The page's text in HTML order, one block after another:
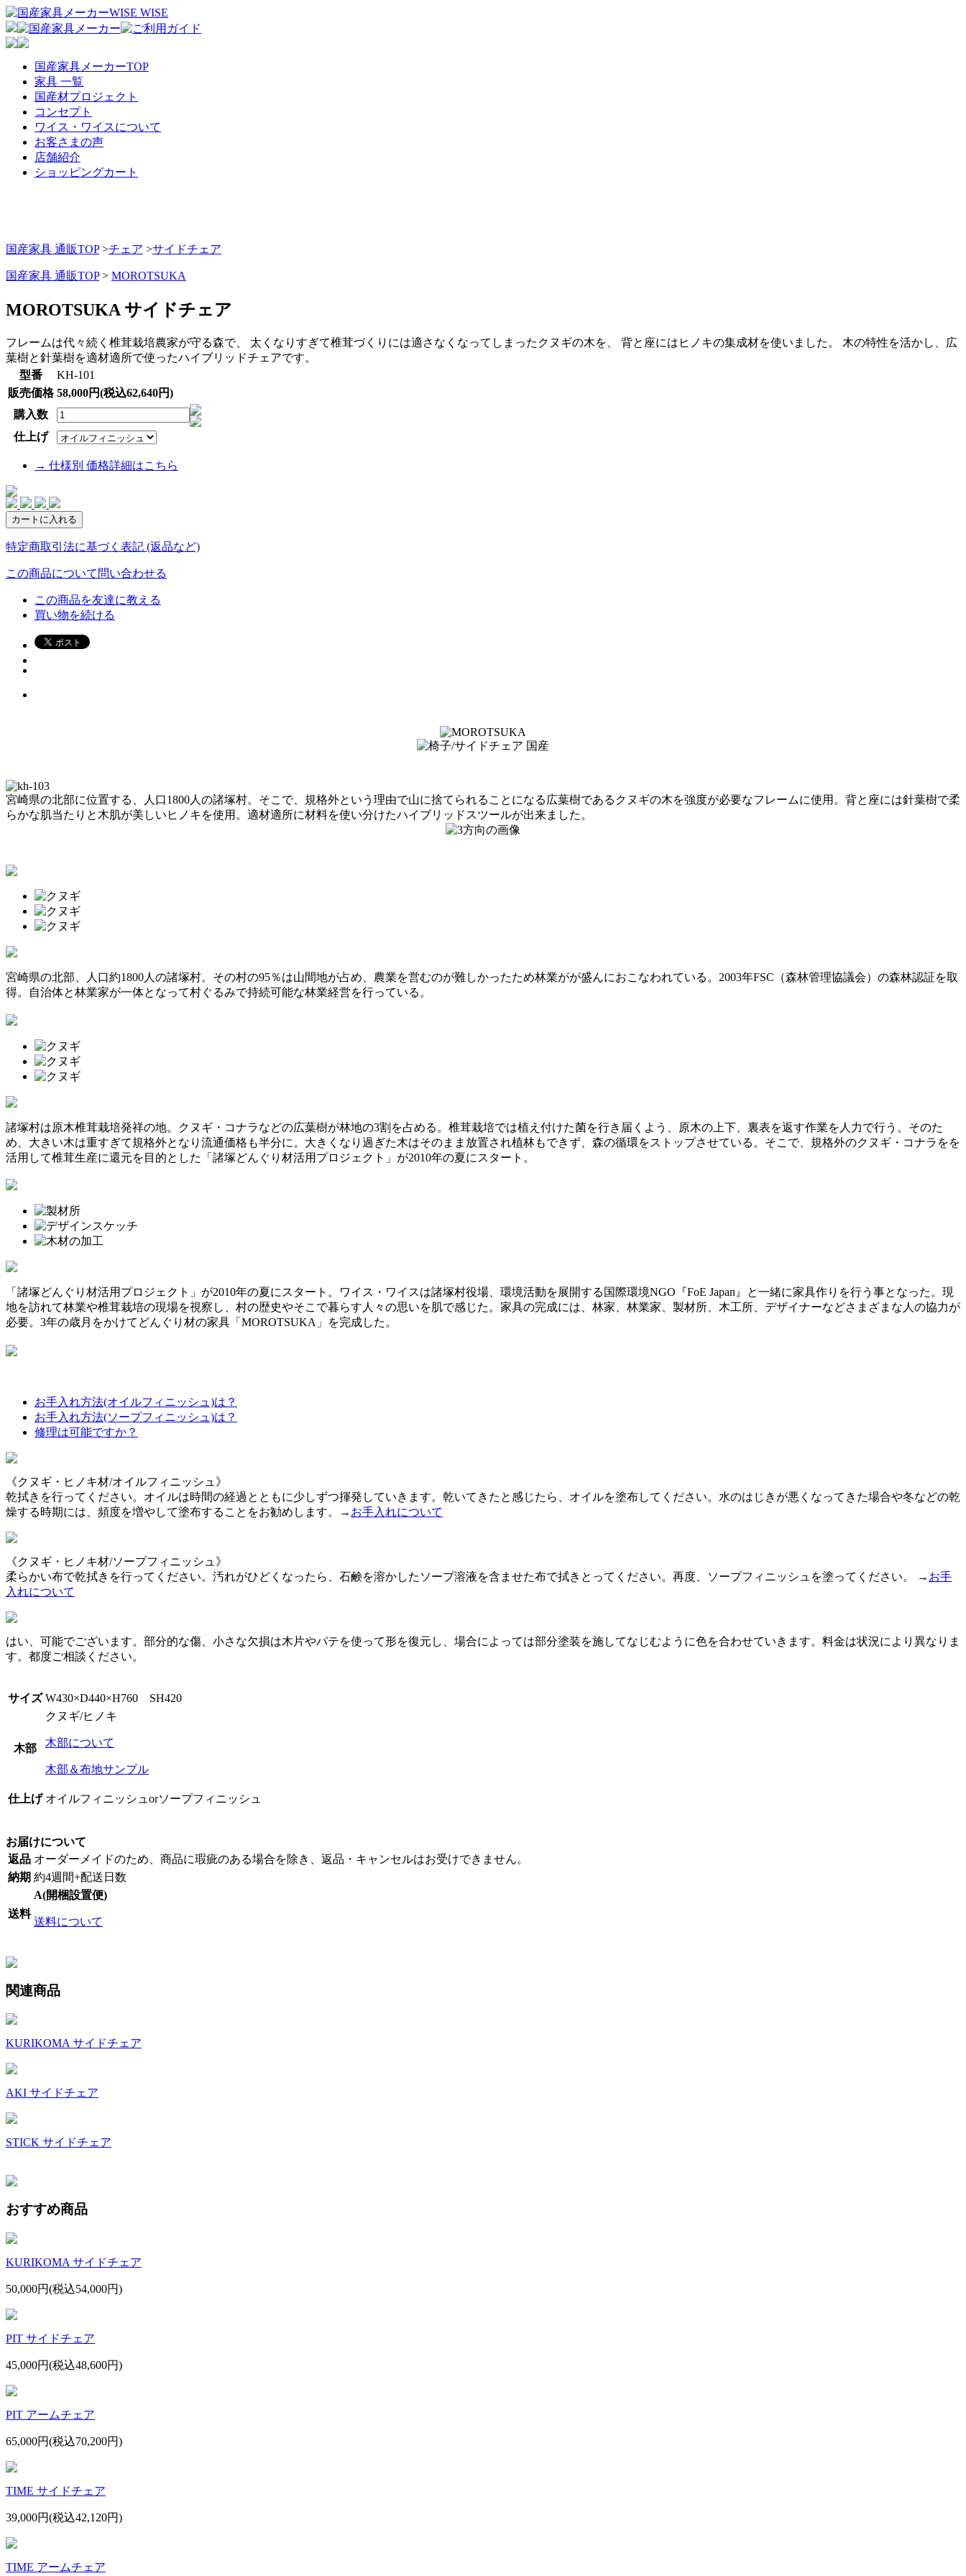
国産家具メーカーTOP
家具 一覧
国産材プロジェクト
コンセプト
ワイス・ワイスについて
お客さまの声
店舗紹介
ショッピングカート
国産家具 通販TOP >チェア >サイドチェア
国産家具 通販TOP > MOROTSUKA
MOROTSUKA サイドチェア
フレームは代々続く椎茸栽培農家が守る森で、 太くなりすぎて椎茸づくりには適さなくなってしまったクヌギの木を、 背と座にはヒノキの集成材を使いました。 木の特性を活かし、広
葉樹と針葉樹を適材適所で使ったハイブリッドチェアです。
型番
KH-101
販売価格 58,000円(税込62,640円)
購入数
仕上げ
→ 仕様別 価格詳細はこちら
特定商取引法に基づく表記 (返品など)
この商品について問い合わせる
この商品を友達に教える
買い物を続ける
宮崎県の北部に位置する、人口1800人の諸塚村。そこで、規格外という理由で山に捨てられることになる広葉樹であるクヌギの木を強度が必要なフレームに使用。背と座には針葉樹で柔
らかな肌当たりと木肌が美しいヒノキを使用。適材適所に材料を使い分けたハイブリッドスツールが出来ました。
宮崎県の北部、人口約1800人の諸塚村。その村の95％は山間地が占め、農業を営むのが難しかったため林業がが盛んにおこなわれている。2003年FSC（森林管理協議会）の森林認証を取
得。自治体と林業家が一体となって村ぐるみで持続可能な林業経営を行っている。
諸塚村は原木椎茸栽培発祥の地。クヌギ・コナラなどの広葉樹が林地の3割を占める。椎茸栽培では植え付けた菌を行き届くよう、原木の上下、裏表を返す作業を人力で行う。そのた
め、大きい木は重すぎて規格外となり流通価格も半分に。大きくなり過ぎた木はそのまま放置され植林もできず、森の循環をストップさせている。そこで、規格外のクヌギ・コナラをを
活用して椎茸生産に還元を目的とした「諸塚どんぐり材活用プロジェクト」が2010年の夏にスタート。
「諸塚どんぐり材活用プロジェクト」が2010年の夏にスタート。ワイス・ワイスは諸塚村役場、環境活動を展開する国際環境NGO『FoE Japan』と一緒に家具作りを行う事となった。現
地を訪れて林業や椎茸栽培の現場を視察し、村の歴史やそこで暮らす人々の思いを肌で感じた。家具の完成には、林家、林業家、製材所、木工所、デザイナーなどさまざまな人の協力が
必要。3年の歳月をかけてどんぐり材の家具「MOROTSUKA」を完成した。
お手入れ方法(オイルフィニッシュ)は？
お手入れ方法(ソープフィニッシュ)は？
修理は可能ですか？
《クヌギ・ヒノキ材/オイルフィニッシュ》
乾拭きを行ってください。オイルは時間の経過とともに少しずつ揮発していきます。乾いてきたと感じたら、オイルを塗布してください。水のはじきが悪くなってきた場合や冬などの乾
燥する時期には、頻度を増やして塗布することをお勧めします。→ お手入れについて
《クヌギ・ヒノキ材/ソープフィニッシュ》
柔らかい布で乾拭きを行ってください。汚れがひどくなったら、石鹸を溶かしたソープ溶液を含ませた布で拭きとってください。再度、ソープフィニッシュを塗ってください。 → お手
入れについて
はい、可能でございます。部分的な傷、小さな欠損は木片やパテを使って形を復元し、場合によっては部分塗装を施してなじむように色を合わせていきます。料金は状況により異なりま
す。都度ご相談ください。
サイズ W430×D440×H760 SH420
木部
クヌギ/ヒノキ
木部について
木部＆布地サンプル
仕上げ オイルフィニッシュorソープフィニッシュ
お届けについて
返品 オーダーメイドのため、商品に瑕疵のある場合を除き、返品・キャンセルはお受けできません。
納期 約4週間+配送日数
送料
A(開梱設置便)
送料について
関連商品
KURIKOMA サイドチェア
AKI サイドチェア
STICK サイドチェア
おすすめ商品
KURIKOMA サイドチェア
50,000円(税込54,000円)
PIT サイドチェア
45,000円(税込48,600円)
PIT アームチェア
65,000円(税込70,200円)
TIME サイドチェア
39,000円(税込42,120円)
TIME アームチェア